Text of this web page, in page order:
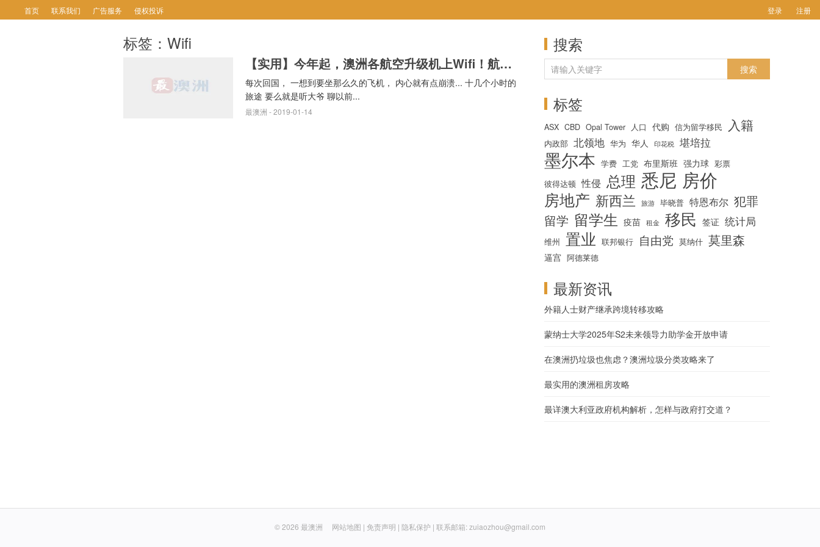
首页 联系我们 广告服务 侵权投诉 登录 注册
标签：Wifi
【实用】今年起，澳洲各航空升级机上Wifi！航空Wifi哪家强？
每次回国， 一想到要坐那么久的飞机， 内心就有点崩溃... 十几个小时的
旅途 要么就是听大爷 聊以前...
最澳洲 - 2019-01-14
搜索
标签
ASX CBD Opal Tower 人口 代购 信为留学移民 入籍
内政部 北领地 华为 华人 印花税 堪培拉
墨尔本 学费 工党 布里斯班 强力球 彩票
彼得达顿 性侵 总理 悉尼 房价
房地产 新西兰 旅游 毕晓普 特恩布尔 犯罪
留学 留学生 疫苗 租金 移民 签证 统计局
维州 置业 联邦银行 自由党 莫纳什 莫里森
逼宫 阿德莱德
最新资讯
外籍人士财产继承跨境转移攻略
蒙纳士大学2025年S2未来领导力助学金开放申请
在澳洲扔垃圾也焦虑？澳洲垃圾分类攻略来了
最实用的澳洲租房攻略
最详澳大利亚政府机构解析，怎样与政府打交道？
© 2026 最澳洲 网站地图 | 免责声明 | 隐私保护 | 联系邮箱: zuiaozhou@gmail.com